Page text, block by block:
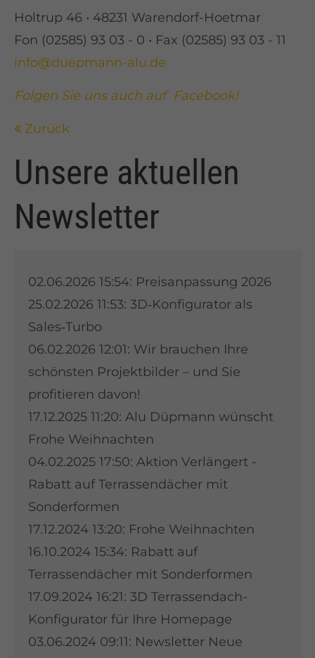
Holtrup 46 • 48231 Warendorf-Hoetmar
Fon (02585) 93 03 - 0 • Fax (02585) 93 03 - 11
info@duepmann-alu.de
Folgen Sie uns auch auf Facebook!
Zurück
Unsere aktuellen
Newsletter
02.06.2026 15:54: Preisanpassung 2026
25.02.2026 11:53: 3D‑Konfigurator als
Sales‑Turbo
06.02.2026 12:01: Wir brauchen Ihre
schönsten Projektbilder – und Sie
profitieren davon!
17.12.2025 11:20: Alu Düpmann wünscht
Frohe Weihnachten
04.02.2025 17:50: Aktion Verlängert -
Rabatt auf Terrassendächer mit
Sonderformen
17.12.2024 13:20: Frohe Weihnachten
16.10.2024 15:34: Rabatt auf
Terrassendächer mit Sonderformen
17.09.2024 16:21: 3D Terrassendach-
Konfigurator für Ihre Homepage
03.06.2024 09:11: Newsletter Neue